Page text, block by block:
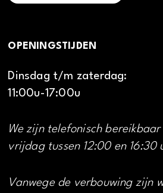
OPENINGSTIJDEN
Dinsdag t/m zaterdag:
11:00u-17:00u
We zijn telefonisch
vrijdag tussen 12:00 en 16:30
Vanwege de verbouwing zijn